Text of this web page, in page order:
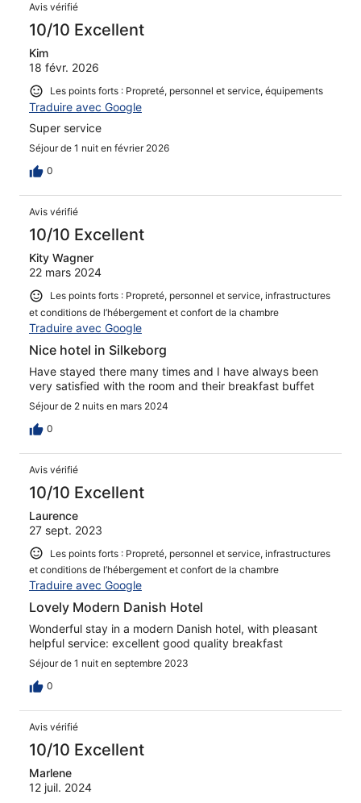
Avis vérifié
10/10 Excellent
Kim
18 févr. 2026
Les points forts : Propreté, personnel et service, équipements
Traduire avec Google
Super service
Séjour de 1 nuit en février 2026
0
Avis vérifié
10/10 Excellent
Kity Wagner
22 mars 2024
Les points forts : Propreté, personnel et service, infrastructures
et conditions de l’hébergement et confort de la chambre
Traduire avec Google
Nice hotel in Silkeborg
Have stayed there many times and I have always been
very satisfied with the room and their breakfast buffet
Séjour de 2 nuits en mars 2024
0
Avis vérifié
10/10 Excellent
Laurence
27 sept. 2023
Les points forts : Propreté, personnel et service, infrastructures
et conditions de l’hébergement et confort de la chambre
Traduire avec Google
Lovely Modern Danish Hotel
Wonderful stay in a modern Danish hotel, with pleasant
helpful service: excellent good quality breakfast
Séjour de 1 nuit en septembre 2023
0
Avis vérifié
10/10 Excellent
Marlene
12 juil. 2024